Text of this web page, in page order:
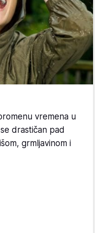
vremena u
drastičan pad
grmljavinom i